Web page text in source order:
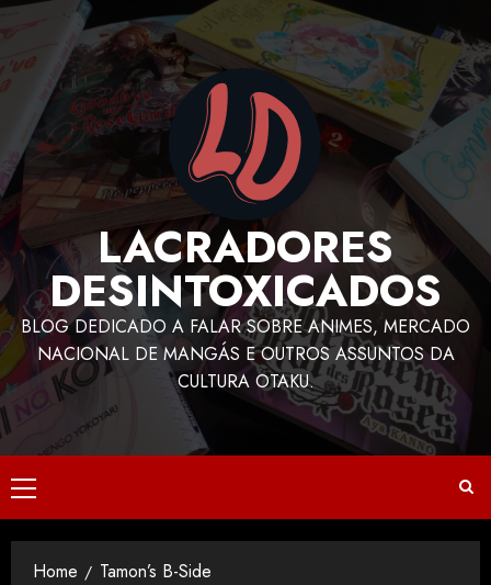
LACRADORES
DESINTOXICADOS
BLOG DEDICADO A FALAR SOBRE ANIMES, MERCADO
NACIONAL DE MANGÁS E OUTROS ASSUNTOS DA
CULTURA OTAKU.
Home Tamon’s B-Side